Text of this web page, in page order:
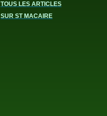
TOUS LES ARTICLES
SUR ST MACAIRE